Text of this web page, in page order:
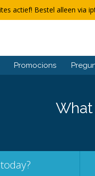
actief! Bestel alleen via
Promocions